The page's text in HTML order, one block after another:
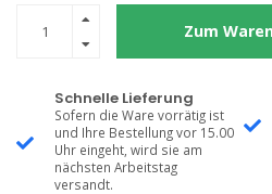
Zum
Schnelle Lieferung
Sofern die Ware vorrätig ist
und Ihre Bestellung vor 15.00
Uhr eingeht, wird sie am
nächsten Arbeitstag
versandt.